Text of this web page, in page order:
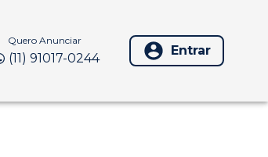
Quero Anunciar
(11) 91017-0244 Entrar